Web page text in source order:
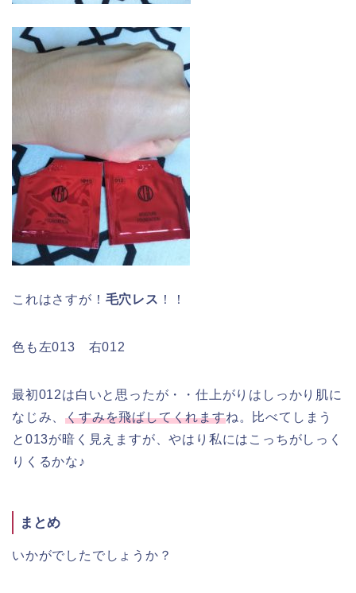
これはさすが！ 毛穴レス ！！
色も左013 右012
最初012は白いと思ったが・・仕上がりはしっかり肌に
なじみ、くすみを飛ばしてくれますね。比べてしまう
と013が暗く見えますが、やはり私にはこっちがしっく
りくるかな♪
まとめ
いかがでしたでしょうか？